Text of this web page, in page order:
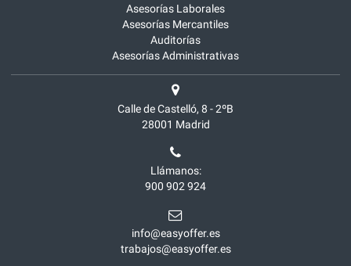
Asesorías Laborales
Asesorías Mercantiles
Auditorías
Asesorías Administrativas
Calle de Castelló, 8 - 2ºB
28001 Madrid
Llámanos:
900 902 924
info@easyoffer.es
trabajos@easyoffer.es